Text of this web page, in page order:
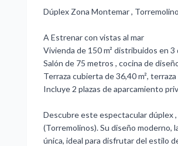
Dúplex Zona Montemar ,
A Estrenar con vistas al mar
Vivienda de 150 m² distribuidos en
Salón de 75 metros , cocina de
Terraza cubierta de 36,40 m²,
Incluye 2 plazas de aparcamiento
Descubre este espectacular dúplex
(Torremolinos). Su diseño moderno,
única, ideal para disfrutar del estilo